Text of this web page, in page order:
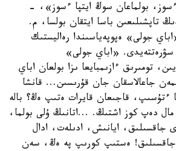
بولماعان سوڭ ايتپا ءسوز»، -
تاپشىلىعىن باسا ايتقان بولسا، م.
جولى» ەپوپەياسىندا رەاليستىك
«اباي جولى»
تومىرىق ءازىمبايعا ىزا بولعان اباي
جاعالاسقان جان قۇرىسىن... قانشا
قاجىعان قايرات ەتىپ ەڭ؟ بالە
دەپ كوز اشتىڭ. ...اتانىڭ ۇلى بولما،
جاقسىلىق، ايانىش، ادىلەت، ادال
ەستىپ كورىپ پە ەڭ، سەن